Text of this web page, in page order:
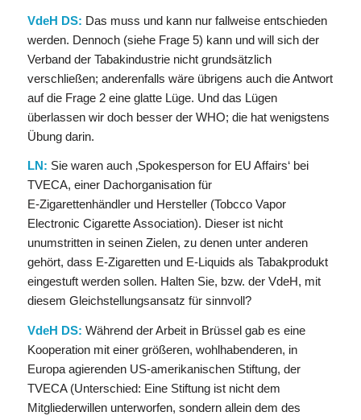
VdeH DS: Das muss und kann nur fallweise entschieden
werden. Dennoch (siehe Frage 5) kann und will sich der
Verband der Tabakindustrie nicht grundsätzlich
verschließen; anderenfalls wäre übrigens auch die Antwort
auf die Frage 2 eine glatte Lüge. Und das Lügen
überlassen wir doch besser der WHO; die hat wenigstens
Übung darin.
LN: Sie waren auch ‚Spokesperson for EU Affairs‘ bei
TVECA, einer Dachorganisation für
E-Zigarettenhändler und Hersteller (Tobcco Vapor
Electronic Cigarette Association). Dieser ist nicht
unumstritten in seinen Zielen, zu denen unter anderen
gehört, dass E-Zigaretten und E-Liquids als Tabakprodukt
eingestuft werden sollen. Halten Sie, bzw. der VdeH, mit
diesem Gleichstellungsansatz für sinnvoll?
VdeH DS: Während der Arbeit in Brüssel gab es eine
Kooperation mit einer größeren, wohlhabenderen, in
Europa agierenden US-amerikanischen Stiftung, der
TVECA (Unterschied: Eine Stiftung ist nicht dem
Mitgliederwillen unterworfen, sondern allein dem des